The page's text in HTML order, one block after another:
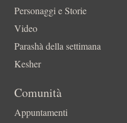
Personaggi e Storie
Video
Parashà della settimana
Kesher
Comunità
Appuntamenti